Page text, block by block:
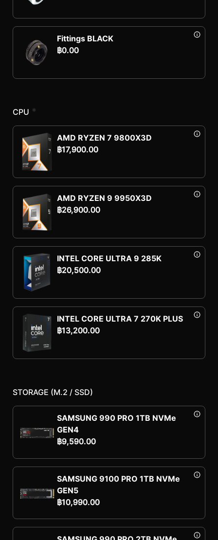
Fittings BLACK
฿0.00
CPU *
AMD RYZEN 7 9800X3D
฿17,900.00
AMD RYZEN 9 9950X3D
฿26,900.00
INTEL CORE ULTRA 9 285K
฿20,500.00
INTEL CORE ULTRA 7 270K PLUS
฿13,200.00
STORAGE (M.2 / SSD)
SAMSUNG 990 PRO 1TB NVMe
GEN4
฿9,590.00
SAMSUNG 9100 PRO 1TB NVMe
GEN5
฿10,990.00